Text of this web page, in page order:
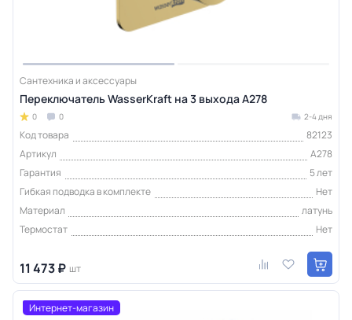
Сантехника и аксессуары
Переключатель WasserKraft на 3 выхода A278
0 0 2-4 дня
Код товара
82123
Артикул
A278
Гарантия
5 лет
Гибкая подводка в комплекте
Нет
Материал
латунь
Термостат
Нет
11 473 ₽ шт
Интернет-магазин